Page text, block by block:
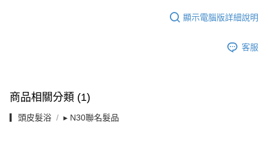
顯示電腦版詳細說明
客服
商品相關分類 (1)
▎頭皮髮浴 ▸ N30聯名髮品